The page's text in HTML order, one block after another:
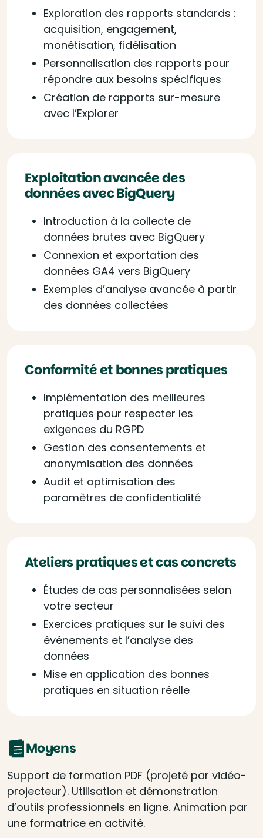
Exploration des rapports standards :
acquisition, engagement,
monétisation, fidélisation
Personnalisation des rapports pour
répondre aux besoins spécifiques
Création de rapports sur-mesure
avec l’Explorer
Exploitation avancée des
données avec BigQuery
Introduction à la collecte de
données brutes avec BigQuery
Connexion et exportation des
données GA4 vers BigQuery
Exemples d’analyse avancée à partir
des données collectées
Conformité et bonnes pratiques
Implémentation des meilleures
pratiques pour respecter les
exigences du RGPD
Gestion des consentements et
anonymisation des données
Audit et optimisation des
paramètres de confidentialité
Ateliers pratiques et cas concrets
Études de cas personnalisées selon
votre secteur
Exercices pratiques sur le suivi des
événements et l’analyse des
données
Mise en application des bonnes
pratiques en situation réelle
Moyens
Support de formation PDF (projeté par vidéo-
projecteur). Utilisation et démonstration
d’outils professionnels en ligne. Animation par
une formatrice en activité.